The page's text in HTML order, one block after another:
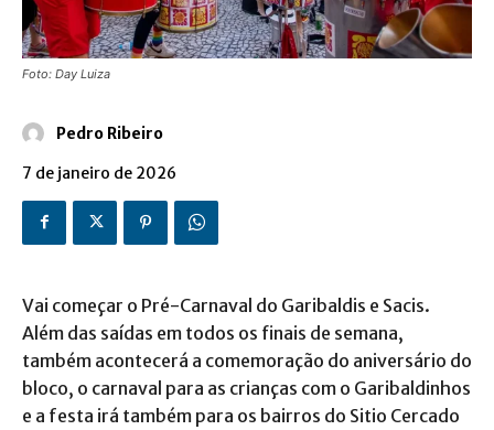
Foto: Day Luiza
Pedro Ribeiro
7 de janeiro de 2026
Vai começar o Pré-Carnaval do Garibaldis e Sacis.
Além das saídas em todos os finais de semana,
também acontecerá a comemoração do aniversário do
bloco, o carnaval para as crianças com o Garibaldinhos
e a festa irá também para os bairros do Sitio Cercado